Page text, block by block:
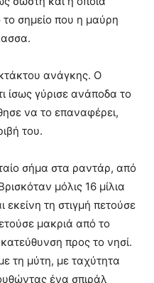
σημείο που η μαύρη
ανάγκης. Ο
ίσως γύρισε ανάποδα το
να το επαναφέρει,
του.
σήμα στα ραντάρ, από
μόλις 16 μίλια
τη στιγμή πετούσε
μακριά από το
προς το νησί.
τη μύτη, με ταχύτητα
ένα σπιράλ